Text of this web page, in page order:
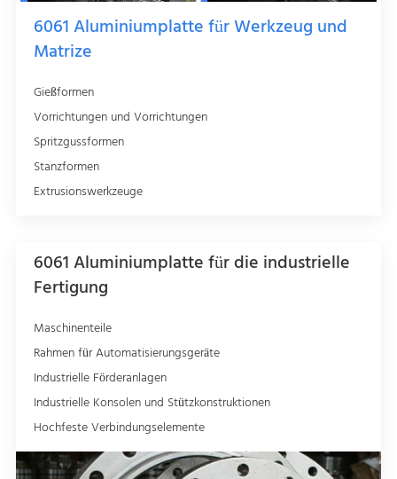
6061 Aluminiumplatte für Werkzeug und
Matrize
Gießformen
Vorrichtungen und Vorrichtungen
Spritzgussformen
Stanzformen
Extrusionswerkzeuge
6061 Aluminiumplatte für die industrielle
Fertigung
Maschinenteile
Rahmen für Automatisierungsgeräte
Industrielle Förderanlagen
Industrielle Konsolen und Stützkonstruktionen
Hochfeste Verbindungselemente